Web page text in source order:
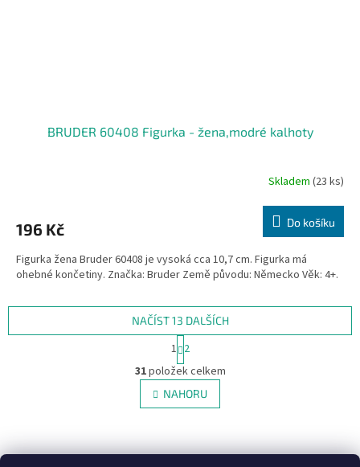
BRUDER 60408 Figurka - žena,modré kalhoty
Skladem (23 ks)
196 Kč Do košíku
Figurka žena Bruder 60408 je vysoká cca 10,7 cm. Figurka má
ohebné končetiny. Značka: Bruder Země původu: Německo Věk: 4+.
O
v
l
á
c
NAČÍST 13 DALŠÍCH
S
t
r
á
n
k
á
1 2
31položek celkem
NAHORU
á